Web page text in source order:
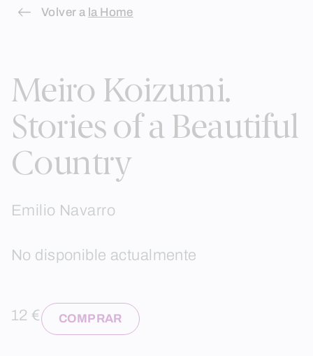
Skip
Volver a la Home
Meiro Koizumi.
Stories of a Beautiful
Country
Emilio Navarro
No disponible actualmente
12 € COMPRAR